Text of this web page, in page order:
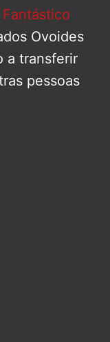
Ovoides
a transferir
pessoas